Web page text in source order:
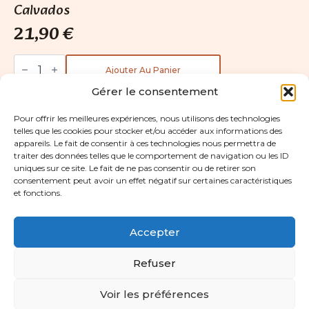
Gérer le consentement
Pour offrir les meilleures expériences, nous utilisons des technologies
telles que les cookies pour stocker et/ou accéder aux informations des
appareils. Le fait de consentir à ces technologies nous permettra de
traiter des données telles que le comportement de navigation ou les ID
uniques sur ce site. Le fait de ne pas consentir ou de retirer son
consentement peut avoir un effet négatif sur certaines caractéristiques
et fonctions.
Accepter
Refuser
Voir les préférences
Calvados
21,90€
quantité
de
Ajouter Au Panier
Voir aussi
Tous droits réservés Les Paniers Gourmands
confidentialité
Réalisation : Hugo Delahaye EI - Création de site internet Freelance